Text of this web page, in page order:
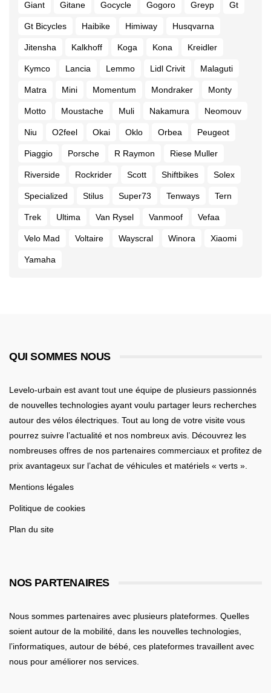
Giant Gitane Gocycle Gogoro Greyp Gt
Gt Bicycles Haibike Himiway Husqvarna
Jitensha Kalkhoff Koga Kona Kreidler
Kymco Lancia Lemmo Lidl Crivit Malaguti
Matra Mini Momentum Mondraker Monty
Motto Moustache Muli Nakamura Neomouv
Niu O2feel Okai Oklo Orbea Peugeot
Piaggio Porsche R Raymon Riese Muller
Riverside Rockrider Scott Shiftbikes Solex
Specialized Stilus Super73 Tenways Tern
Trek Ultima Van Rysel Vanmoof Vefaa
Velo Mad Voltaire Wayscral Winora Xiaomi
Yamaha
QUI SOMMES NOUS
Levelo-urbain est avant tout une équipe de plusieurs passionnés
de nouvelles technologies ayant voulu partager leurs recherches
autour des vélos électriques. Tout au long de votre visite vous
pourrez suivre l’actualité et nos nombreux avis. Découvrez les
nombreuses offres de nos partenaires commerciaux et profitez de
prix avantageux sur l’achat de véhicules et matériels « verts ».
Mentions légales
Politique de cookies
Plan du site
NOS PARTENAIRES
Nous sommes partenaires avec plusieurs plateformes. Quelles
soient autour de la mobilité , dans les nouvelles technologies,
l’informatiques, autour de bébé , ces plateformes travaillent avec
nous pour améliorer nos services.